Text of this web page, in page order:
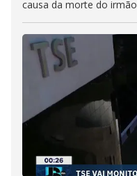
causa da morte do irmão